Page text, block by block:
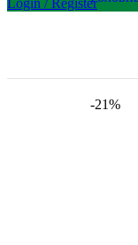
Login / Register
-21%